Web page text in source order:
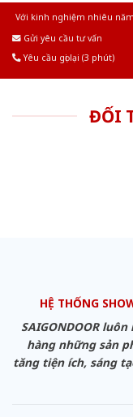
Với kinh nghiệm nhiêu
Gửi yêu cầu tư vấn
Yêu cầu gọi lại (3 phút)
ĐỐI
HỆ THỐNG
SAIGONDOOR
hàng những sản
tăng tiện ích, sáng